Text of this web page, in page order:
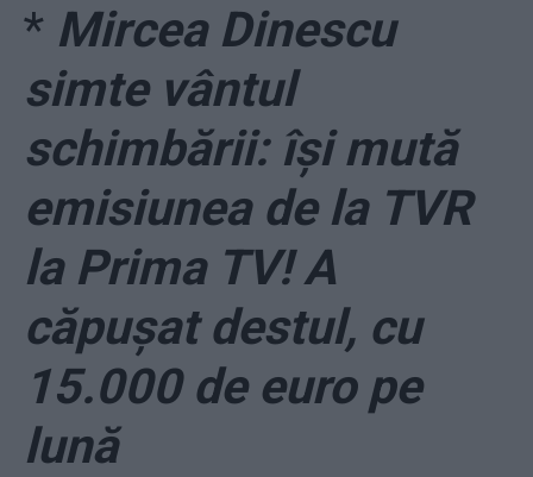
* Mircea Dinescu
simte vântul
schimbării: își mută
emisiunea de la TVR
la Prima TV! A
căpușat destul, cu
15.000 de euro pe
lună